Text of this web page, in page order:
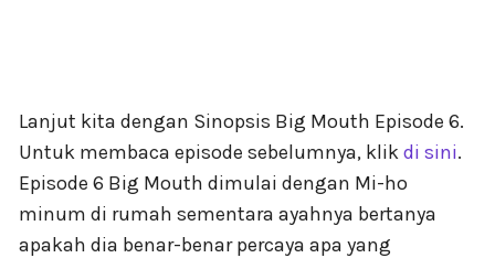
Lanjut kita dengan Sinopsis Big Mouth Episode 6.
Untuk membaca episode sebelumnya, klikdi sini.
Episode 6 Big Mouth dimulai dengan Mi-ho
minum di rumah sementara ayahnya bertanya
apakah dia benar-benar percaya apa yang